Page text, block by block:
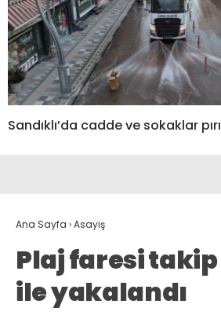
Sandıklı’da cadde ve sokaklar
Ana Sayfa ›Asayiş
Plaj faresi
ile yakalandı